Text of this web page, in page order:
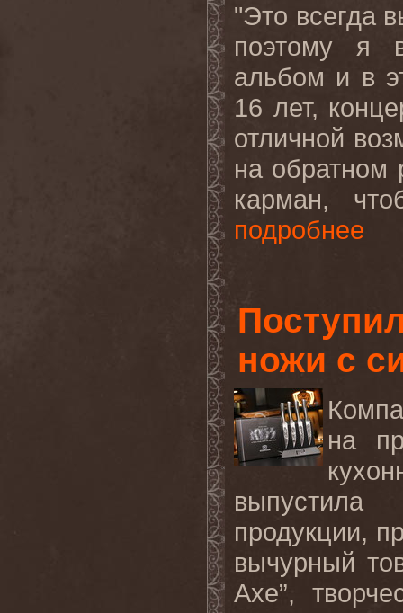
"Это всегда
поэтому я
альбом и в
16 лет,
отличной
на обратном
карман,
подробнее
ножи с
на
выпустила
продукции,
вычурный
Axe”,